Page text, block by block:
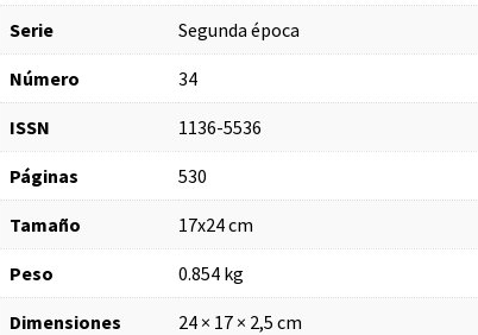
Serie Segunda época
Número 34
ISSN 1136-5536
Páginas 530
Tamaño 17x24 cm
Peso 0.854 kg
Dimensiones 24 × 17 × 2,5 cm